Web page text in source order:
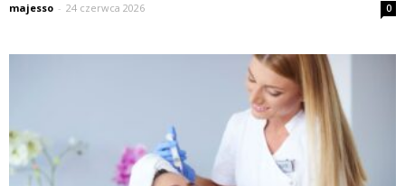
majesso - 24 czerwca 2026 0